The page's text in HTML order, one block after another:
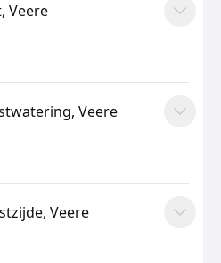
Veere
Veere
Veere